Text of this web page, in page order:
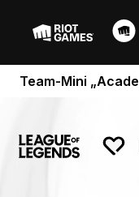
Team-Mini